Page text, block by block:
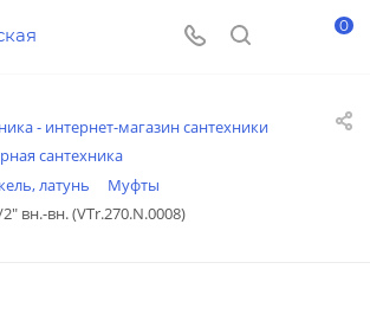
0
- интернет-магазин сантехники
сантехника
латунь
Муфты
вн.-вн. (VTr.270.N.0008)